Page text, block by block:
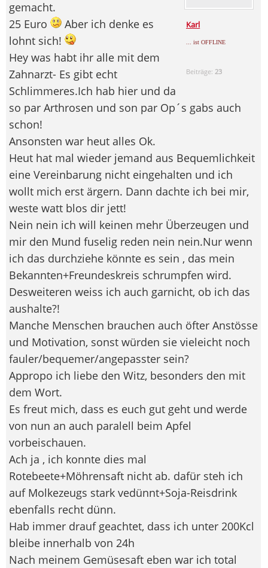
Karl
... ist OFFLINE
Beiträge: 23
gemacht.
25 Euro
Aber ich denke es
lohnt sich!
Hey was habt ihr alle mit dem
Zahnarzt- Es gibt echt
Schlimmeres.Ich hab hier und da
so par Arthrosen und son par Op´s gabs auch
schon!
Ansonsten war heut alles Ok.
Heut hat mal wieder jemand aus Bequemlichkeit
eine Vereinbarung nicht eingehalten und ich
wollt mich erst ärgern. Dann dachte ich bei mir,
weste watt blos dir jett!
Nein nein ich will keinen mehr Überzeugen und
mir den Mund fuselig reden nein nein.Nur wenn
ich das durchziehe könnte es sein , das mein
Bekannten+Freundeskreis schrumpfen wird.
Desweiteren weiss ich auch garnicht, ob ich das
aushalte?!
Manche Menschen brauchen auch öfter Anstösse
und Motivation, sonst würden sie vieleicht noch
fauler/bequemer/angepasster sein?
Appropo ich liebe den Witz, besonders den mit
dem Wort.
Es freut mich, dass es euch gut geht und werde
von nun an auch paralell beim Apfel
vorbeischauen.
Ach ja , ich konnte dies mal
Rotebeete+Möhrensaft nicht ab. dafür steh ich
auf Molkezeugs stark vedünnt+Soja-Reisdrink
ebenfalls recht dünn.
Hab immer drauf geachtet, dass ich unter 200Kcl
bleibe innerhalb von 24h
Nach meinem Gemüsesaft eben war ich total